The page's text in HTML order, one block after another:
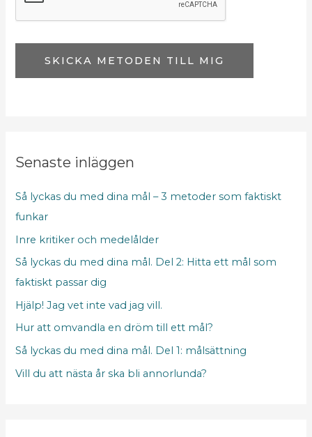
N
n
SKICKA METODEN TILL MIG
Senaste inläggen
Så lyckas du med dina mål – 3 metoder som faktiskt
funkar
Inre kritiker och medelålder
Så lyckas du med dina mål. Del 2: Hitta ett mål som
faktiskt passar dig
Hjälp! Jag vet inte vad jag vill.
Hur att omvandla en dröm till ett mål?
Så lyckas du med dina mål. Del 1: målsättning
Vill du att nästa år ska bli annorlunda?